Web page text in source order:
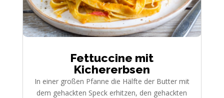
Fettuccine mit
Kichererbsen
In einer großen Pfanne die Hälfte der Butter mit
dem gehackten Speck erhitzen, den gehackten